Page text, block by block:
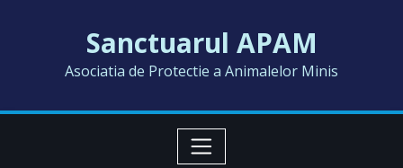
Sanctuarul APAM
Asociatia de Protectie a Animalelor Minis